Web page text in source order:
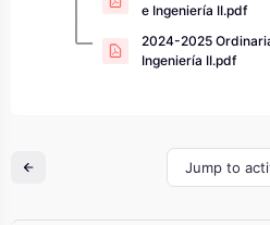
e Ingeniería II.pdf
2024-2025
Ingeniería II.pdf
Jump to